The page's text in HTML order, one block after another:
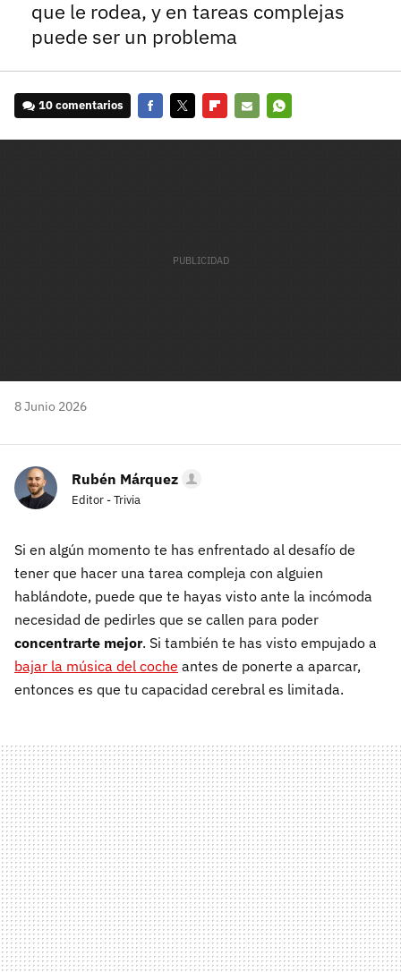
que le rodea, y en tareas complejas
puede ser un problema
10 comentarios
8 Junio 2026
Rubén Márquez
Editor - Trivia
Si en algún momento te has enfrentado al desafío de
tener que hacer una tarea compleja con alguien
hablándote, puede que te hayas visto ante la incómoda
necesidad de pedirles que se callen para poder
concentrarte mejor. Si también te has visto empujado a
bajar la música del coche antes de ponerte a aparcar,
entonces es que tu capacidad cerebral es limitada.